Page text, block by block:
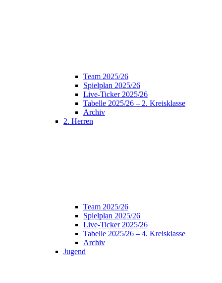
Team 2025/26
Spielplan 2025/26
Live-Ticker 2025/26
Tabelle 2025/26 – 2. Kreisklasse
Archiv
2. Herren
Team 2025/26
Spielplan 2025/26
Live-Ticker 2025/26
Tabelle 2025/26 – 4. Kreisklasse
Archiv
Jugend